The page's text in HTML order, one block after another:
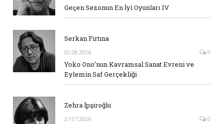
Geçen Sezonun En İyi Oyunları IV
Serkan Fırtına
02.08.2026 0
Yoko Ono’nun Kavramsal Sanat Evreni ve
Eylemin Saf Gerçekliği
Zehra İpşiroğlu
27.07.2026 0